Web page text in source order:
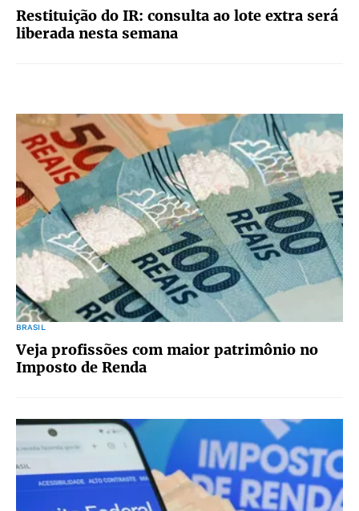
Restituição do IR: consulta ao lote extra será
liberada nesta semana
BRASIL
Veja profissões com maior patrimônio no
Imposto de Renda